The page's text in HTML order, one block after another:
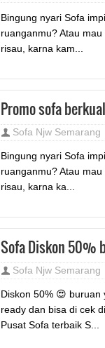
Bingung nyari Sofa
ruanganmu? Atau
risau, karna kam...
Promo sofa
Sofa Njw Semarang
Bingung nyari Sofa
ruanganmu? Atau
risau, karna ka...
Sofa Diskon 50%
Sofa Njw Semarang
Diskon 50% 😍 buruan
ready dan bisa di cek
Pusat Sofa terbaik S...